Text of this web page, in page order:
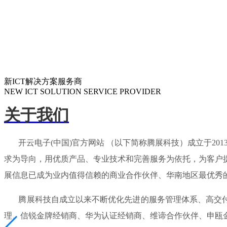
新ICT解决方案服务商
NEW ICT SOLUTION SERVICE PROVIDER
关于我们
开云电子(中国)官方网站 （以下简称腾展科技）成立于
求为导向，用优质产品、专业技术和完善服务为依托，为客
展信息已成为业内值得信赖的商业合作伙伴、华南地区最优
腾展科技自成立以来不断优化先进的服务管理体系、高交
理、信锐金牌经销商、华为认证经销商、维谛合作伙伴、申瓯